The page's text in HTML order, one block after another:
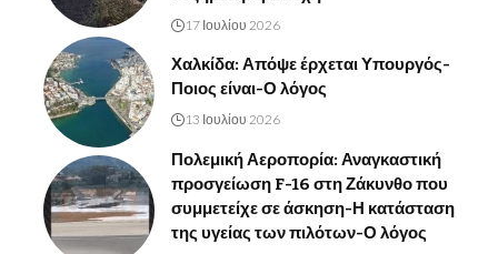
17 Ιουλίου 2026
Χαλκίδα: Απόψε έρχεται Υπουργός-
Ποιος είναι-Ο λόγος
13 Ιουλίου 2026
Πολεμική Αεροπορία: Αναγκαστική
προσγείωση F-16 στη Ζάκυνθο που
συμμετείχε σε άσκηση-Η κατάσταση
της υγείας των πιλότων-Ο λόγος